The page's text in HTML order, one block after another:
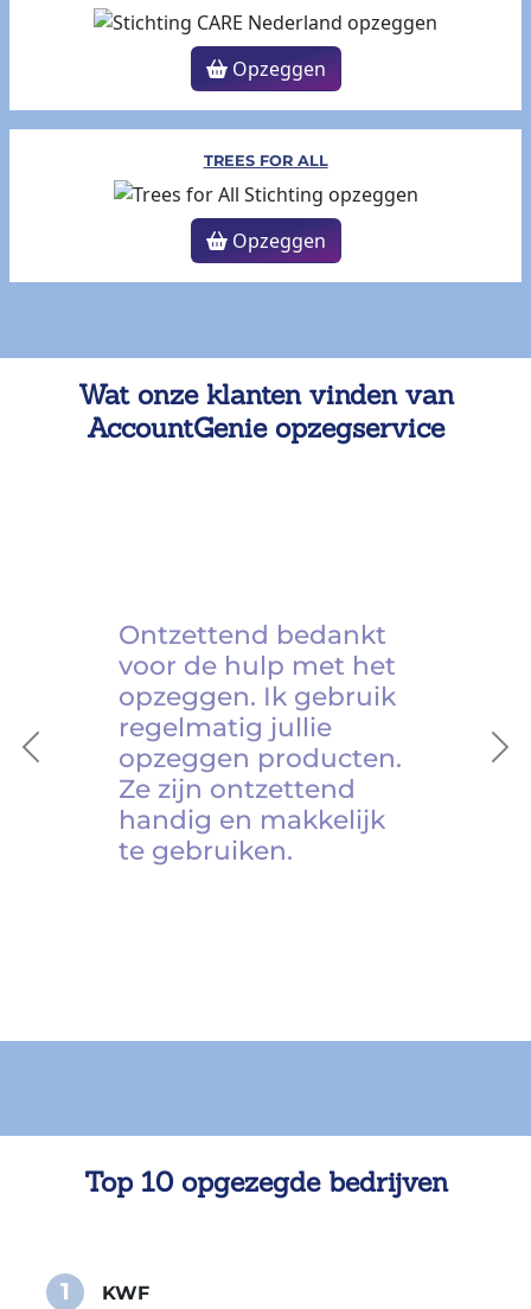
Opzeggen
TREES FOR ALL
Opzeggen
Wat onze klanten vinden van
AccountGenie opzegservice
Previous
Ontzettend bedankt
voor de hulp met het
opzeggen. Ik gebruik
regelmatig jullie
opzeggen producten.
Ze zijn ontzettend
handig en makkelijk
te gebruiken.
Top 10 opgezegde bedrijven
1 KWF